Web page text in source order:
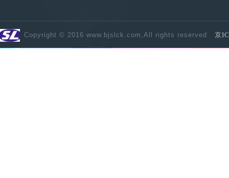
Copyright © 2016 www.bjslck.com,All rights reserved 京